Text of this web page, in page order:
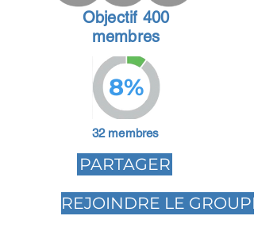
Objectif 400
membres
8%
32 membres
PARTAGER
REJOINDRE LE GROUPE